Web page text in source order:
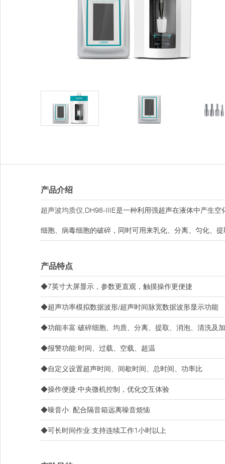
产品介绍
超声波均质仪,DH98-IIIE是一种利用强超声在液体中产生
细胞、病毒细胞的破碎，同时可用来乳化、分离、匀化、
产品特点
◆7英寸大屏显示，参数更直观，触摸操作更便捷
◆超声功率模拟数据波形/超声时间脉宽数据波形显示功能
◆功能丰富:破碎细胞、均质、分离、提取、消泡、清洗及
◆报警功能:时间、过载、空载、超温
◆自定义设置超声时间、间歇时间、总时间、功率比
◆操作便捷:中央微机控制，优化交互体验
◆噪音小: 配合隔音箱远离噪音烦恼
◆可长时间作业:支持连续工作1小时以上